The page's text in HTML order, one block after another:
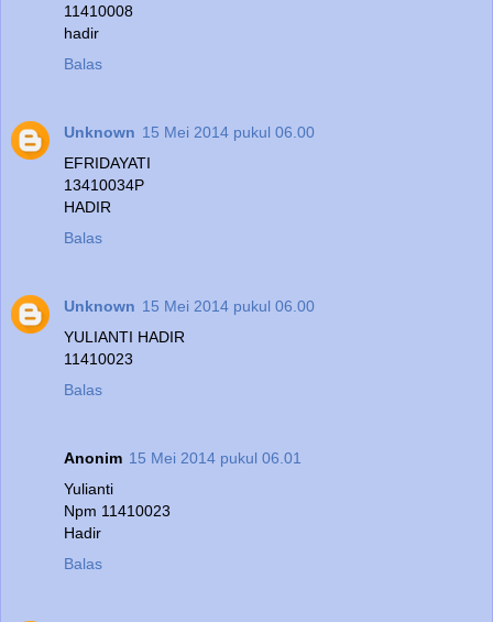
11410008
hadir
Balas
Unknown 15 Mei 2014 pukul 06.00
EFRIDAYATI
13410034P
HADIR
Balas
Unknown 15 Mei 2014 pukul 06.00
YULIANTI HADIR
11410023
Balas
Anonim 15 Mei 2014 pukul 06.01
Yulianti
Npm 11410023
Hadir
Balas